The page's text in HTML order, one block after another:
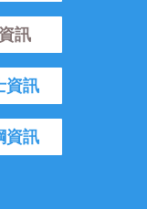
訊
資訊
資訊